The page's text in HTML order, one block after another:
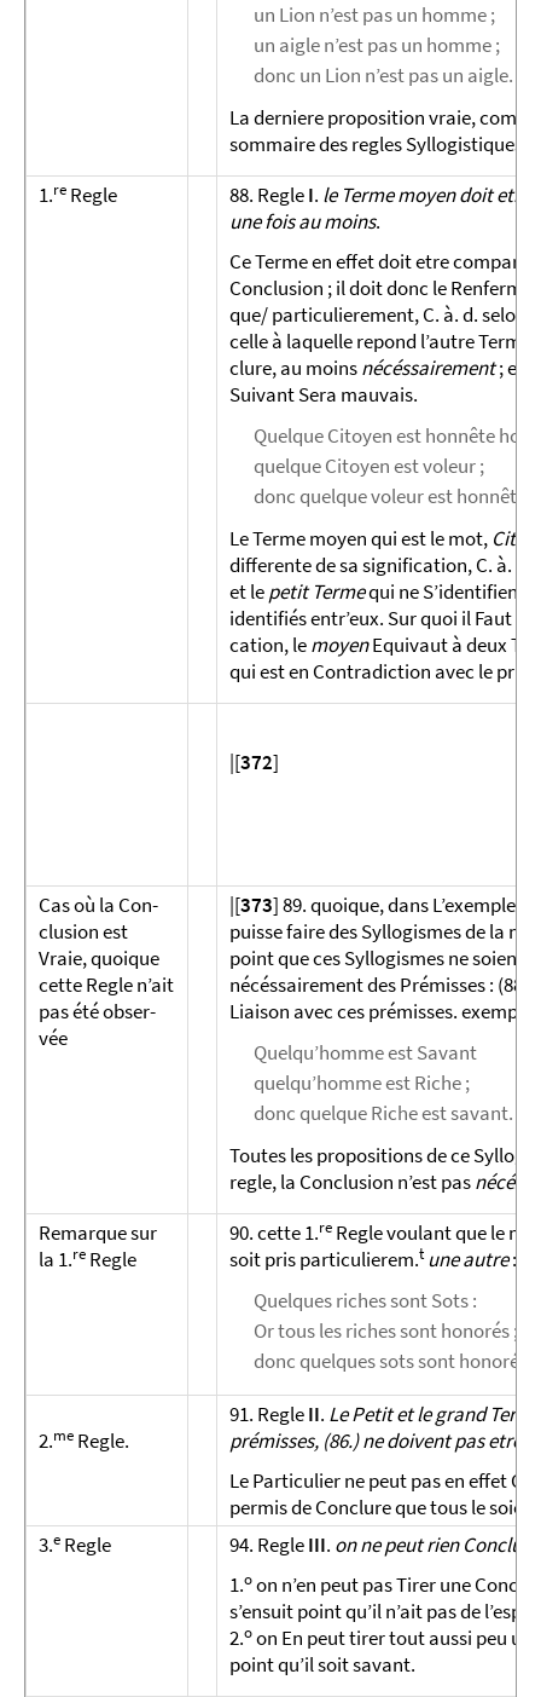
un Lion n’est pas un homme ;
un aigle n’est pas un homme ;
donc un Lion n’est pas un aigle.
La derniere proposition vraie,
sommaire des regles Syllo­gistiques.
1.re Regle 88. RegleI. le Terme moyen doit etre
une fois au moins.
Ce Terme en effet doit etre comparé
Conclusion ; il doit donc le
que/ particuliere­ment, C. à. d. selon
celle à laquelle repond l’autre
clure, au moinsnécéssairement; et
Suivant Sera mauvais.
Quelque Citoyen est honnête
quelque Citoyen est voleur ;
donc quelque voleur est honnête
Le Terme moyen qui est le mot,
differente de sa signification, C. à.
et lepetit Termequi ne S’identifient
identifiés entr’eux. Sur quoi il Faut
cation, lemoyenEquivaut à deux
qui est en Contradiction avec le
|[372]
Cas où la Con­
clusion est
Vraie, quoi­que
cette Regle n’ait
pas été ob­ser­
vée
|[373] 89. quoique, dans L’exemple
puisse faire des Syllogismes de la
point que ces Syllogismes ne soient
nécéssairement des Pré­misses :
Liaison avec ces prémisses. exemple :
Quelqu’homme est Savant
quelqu’homme est Riche ;
donc quelque Riche est savant.
Toutes les propositions de ce
regle, la Conclusion n’est pas
Remarque sur
la 1.re Regle
90. cette 1.re Regle voulant que le
soit pris particulierem.t une autre:
Quelques riches sont Sots :
Or tous les riches sont honorés ;
donc quelques sots sont honorés.
2.me Regle.
91. RegleII. Le Petit et le grand
prémisses, (86.) ne doivent pas etre
Le Particulier ne peut pas en effet
permis de Conclure que tous le
3.e Regle 94. RegleIII. on ne peut rien
1.oon n’en peut pas Tirer une
s’ensuit point qu’il n’ait pas de
2.oon En peut tirer tout aussi peu
point qu’il soit savant.